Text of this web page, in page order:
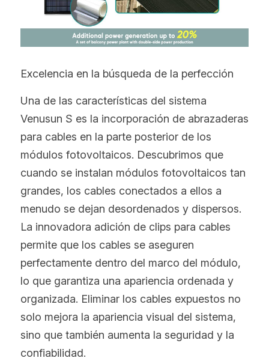
Excelencia en la búsqueda de la perfección
Una de las características del sistema
Venusun S es la incorporación de abrazaderas
para cables en la parte posterior de los
módulos fotovoltaicos. Descubrimos que
cuando se instalan módulos fotovoltaicos tan
grandes, los cables conectados a ellos a
menudo se dejan desordenados y dispersos.
La innovadora adición de clips para cables
permite que los cables se aseguren
perfectamente dentro del marco del módulo,
lo que garantiza una apariencia ordenada y
organizada. Eliminar los cables expuestos no
solo mejora la apariencia visual del sistema,
sino que también aumenta la seguridad y la
confiabilidad.